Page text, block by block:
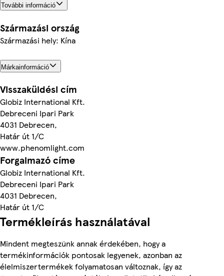
További információ
Származási ország
Származási hely: Kína
Márkainformáció
Visszaküldési cím
Globiz International Kft.
Debreceni Ipari Park
4031 Debrecen,
Határ út 1/C
www.phenomlight.com
Forgalmazó címe
Globiz International Kft.
Debreceni Ipari Park
4031 Debrecen,
Határ út 1/C
Termékleírás használatával
Mindent megteszünk annak érdekében, hogy a
termékinformációk pontosak legyenek, azonban az
élelmiszertermékek folyamatosan változnak, így az